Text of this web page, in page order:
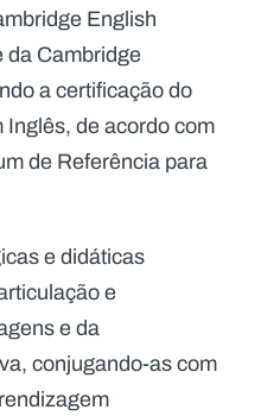
English
da Cambridge
a certificação do
de acordo com
de Referência para
e didáticas
e
e da
conjugando-as com